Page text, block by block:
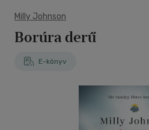
Milly Johnson
Borúra derű
E-könyv